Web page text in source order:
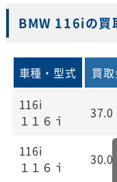
BMW 116iの買
車種・型式 買
116i
１１６ｉ
37.0
116i
１１６ｉ
30.0